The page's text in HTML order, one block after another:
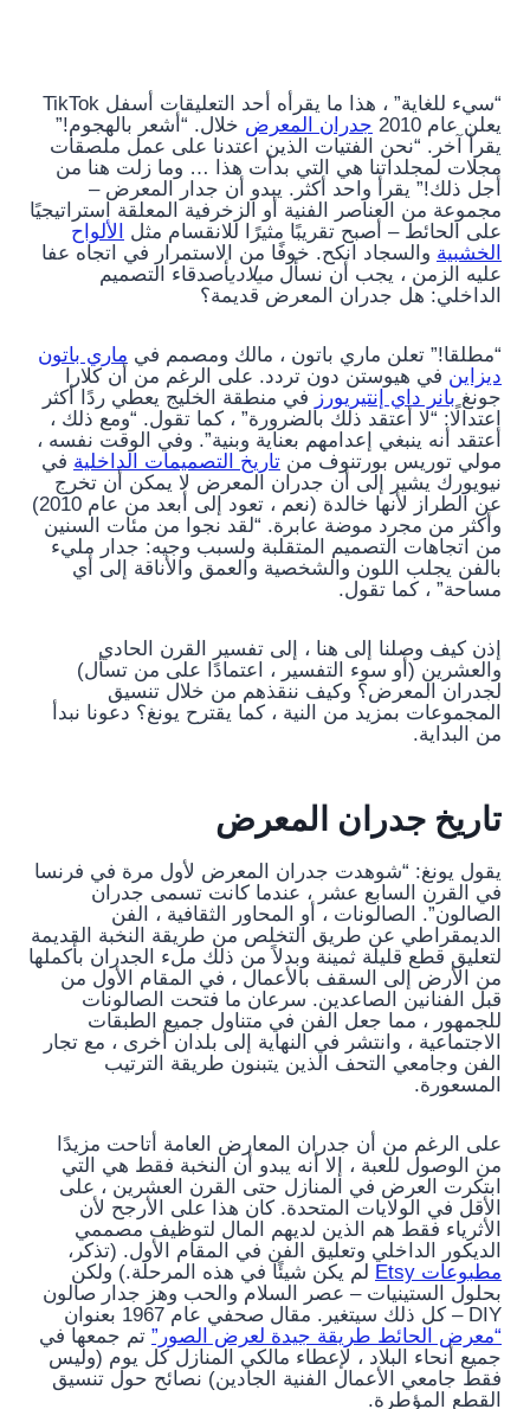
“سيء للغاية” ، هذا ما يقرأه أحد التعليقات أسفل TikTok
يعلن عام 2010
جدران المعرض خلال. “أشعر بالهجوم!”
يقرأ آخر. “نحن الفتيات الذين اعتدنا على عمل ملصقات
مجلات لمجلداتنا هي التي بدأت هذا … وما زلت هنا من
أجل ذلك!” يقرأ واحد أكثر. يبدو أن جدار المعرض –
مجموعة من العناصر الفنية أو الزخرفية المعلقة استراتيجيًا
على الحائط – أصبح تقريبًا مثيرًا للانقسام مثل
الألواح
الخشبية والسجاد انكح. خوفًا من الاستمرار في اتجاه عفا
عليه الزمن ، يجب أن نسأل ميلاديأصدقاء التصميم
الداخلي: هل جدران المعرض قديمة؟
“مطلقا!” تعلن ماري باتون ، مالك ومصمم في ماري باتون
ديزاين في هيوستن دون تردد. على الرغم من أن كلارا
جونغ بانر داي إنتيريورز في منطقة الخليج يعطي ردًا أكثر
اعتدالًا: “لا أعتقد ذلك بالضرورة” ، كما تقول. “ومع ذلك ،
أعتقد أنه ينبغي إعدامهم بعناية وبنية”. وفي الوقت نفسه ،
مولي توريس بورتنوف من تاريخ التصميمات الداخلية في
نيويورك يشير إلى أن جدران المعرض لا يمكن أن تخرج
عن الطراز لأنها خالدة (نعم ، تعود إلى أبعد من عام 2010)
وأكثر من مجرد موضة عابرة. “لقد نجوا من مئات السنين
من اتجاهات التصميم المتقلبة ولسبب وجيه: جدار مليء
بالفن يجلب اللون والشخصية والعمق والأناقة إلى أي
مساحة” ، كما تقول.
إذن كيف وصلنا إلى هنا ، إلى تفسير القرن الحادي
والعشرين (أو سوء التفسير ، اعتمادًا على من تسأل)
لجدران المعرض؟ وكيف ننقذهم من خلال تنسيق
المجموعات بمزيد من النية ، كما يقترح يونغ؟ دعونا نبدأ
من البداية.
تاريخ جدران المعرض
يقول يونغ: “شوهدت جدران المعرض لأول مرة في فرنسا
في القرن السابع عشر ، عندما كانت تسمى جدران
الصالون”. الصالونات ، أو المحاور الثقافية ، الفن
الديمقراطي عن طريق التخلص من طريقة النخبة القديمة
لتعليق قطع قليلة ثمينة وبدلاً من ذلك ملء الجدران بأكملها
من الأرض إلى السقف بالأعمال ، في المقام الأول من
قبل الفنانين الصاعدين. سرعان ما فتحت الصالونات
للجمهور ، مما جعل الفن في متناول جميع الطبقات
الاجتماعية ، وانتشر في النهاية إلى بلدان أخرى ، مع تجار
الفن وجامعي التحف الذين يتبنون طريقة الترتيب
المسعورة.
على الرغم من أن جدران المعارض العامة أتاحت مزيدًا
من الوصول للعبة ، إلا أنه يبدو أن النخبة فقط هي التي
ابتكرت العرض في المنازل حتى القرن العشرين ، على
الأقل في الولايات المتحدة. كان هذا على الأرجح لأن
الأثرياء فقط هم الذين لديهم المال لتوظيف مصممي
الديكور الداخلي وتعليق الفن في المقام الأول. (تذكر،
مطبوعات Etsy
لم يكن شيئًا في هذه المرحلة.) ولكن
بحلول الستينيات – عصر السلام والحب وهز جدار صالون
DIY – كل ذلك سيتغير. مقال صحفي عام 1967 بعنوان
“معرض الحائط طريقة جيدة لعرض الصور” تم جمعها في
جميع أنحاء البلاد ، لإعطاء مالكي المنازل كل يوم (وليس
فقط جامعي الأعمال الفنية الجادين) نصائح حول تنسيق
القطع المؤطرة.